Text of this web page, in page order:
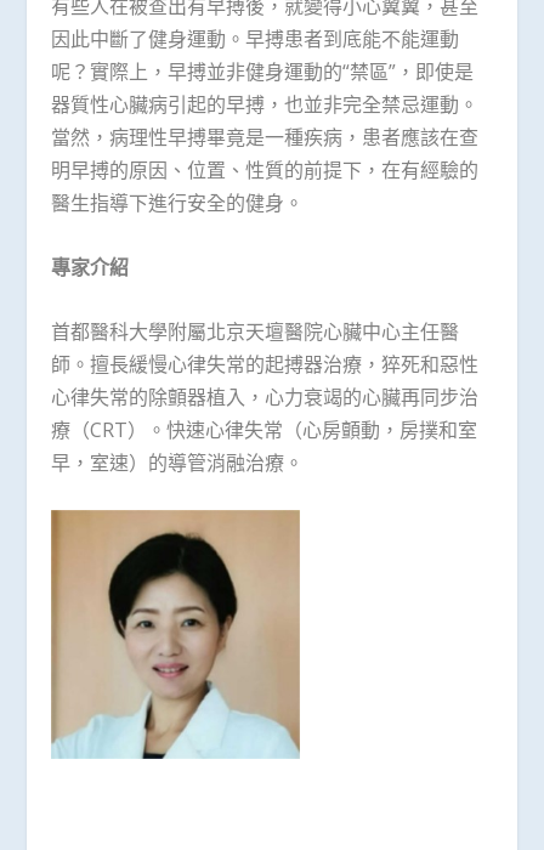
有些人在被查出有早搏後，就變得小心翼翼，甚至
因此中斷了健身運動。早搏患者到底能不能運動
呢？實際上，早搏並非健身運動的“禁區”，即使是
器質性心臟病引起的早搏，也並非完全禁忌運動。
當然，病理性早搏畢竟是一種疾病，患者應該在查
明早搏的原因、位置、性質的前提下，在有經驗的
醫生指導下進行安全的健身。
專家介紹
首都醫科大學附屬北京天壇醫院心臟中心主任醫
師。擅長緩慢心律失常的起搏器治療，猝死和惡性
心律失常的除顫器植入，心力衰竭的心臟再同步治
療（CRT）。快速心律失常（心房顫動，房撲和室
早，室速）的導管消融治療。